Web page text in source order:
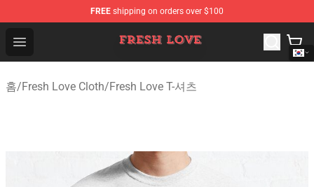
FREE shipping on orders over $100
Open menu
Fresh Love Store - Official Fresh Love Merchandise Shop
홈/Fresh Love Cloth/Fresh Love T-셔츠